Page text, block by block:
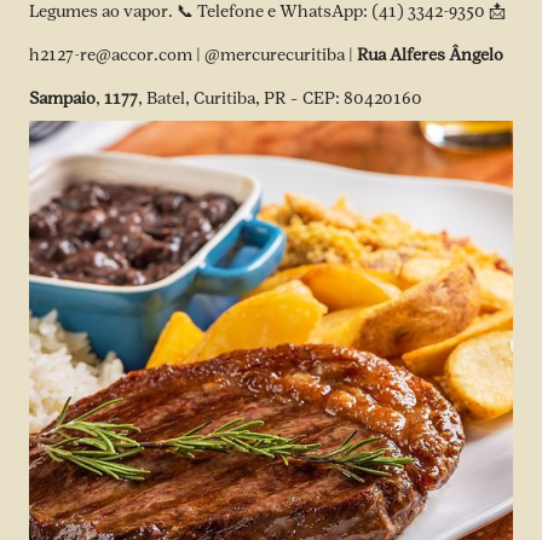
Legumes ao vapor. 📞 Telefone e WhatsApp: (41) 3342-9350 📩
h2127-re@accor.com | @mercurecuritiba | Rua Alferes Ângelo
Sampaio, 1177, Batel, Curitiba, PR – CEP: 80420160